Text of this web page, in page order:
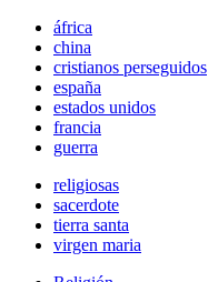
áfrica
china
cristianos perseguidos
españa
estados unidos
francia
guerra
religiosas
sacerdote
tierra santa
virgen maria